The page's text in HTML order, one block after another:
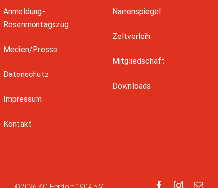
Anmeldung-
Rosenmontagszug
Medien/Presse
Datenschutz
Impressum
Kontakt
Narrenspiegel
Zeltverleih
Mitgliedschaft
Downloads